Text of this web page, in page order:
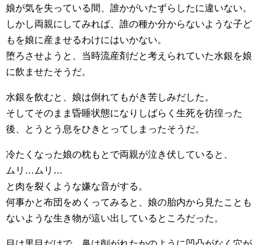
娘が気を失っている間、誰かがいたずらしたに違いない。
しかし両親にしてみれば、誰の種か分からないような子ど
もを娘に産ませるわけにはいかない。
堕ろさせようと、当時流産剤だと考えられていた水銀を娘
に飲ませたそうだ。
水銀を飲むと、娘は倒れてもがき苦しみだした。
そしてそのまま昏睡状態になりしばらく生死を彷徨った
後、とうとう息をひきとってしまったそうだ。
冷たくなった娘の枕もとで両親が泣き伏していると、
ムリ…ムリ…
と肉を裂くような嫌な音がする。
何事かと布団をめくってみると、娘の胎内から見たことも
ないような生き物が這い出しているところだった。